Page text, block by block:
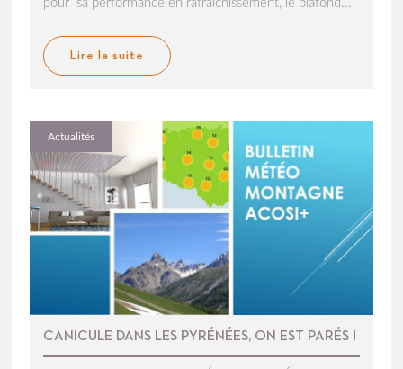
pour sa performance en rafraîchissement, le plafond...
Lire la suite
Actualités
CANICULE DANS LES PYRÉNÉES, ON EST PARÉS !